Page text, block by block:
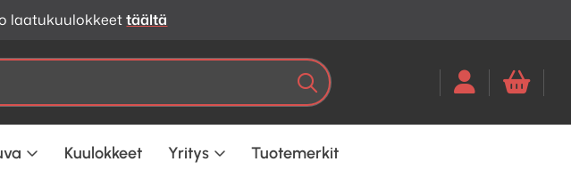
laatukuulokkeettäältä
HakuKun tuloksia tulee, voit selata
Kuulokkeet Yritys Tuotemerkit